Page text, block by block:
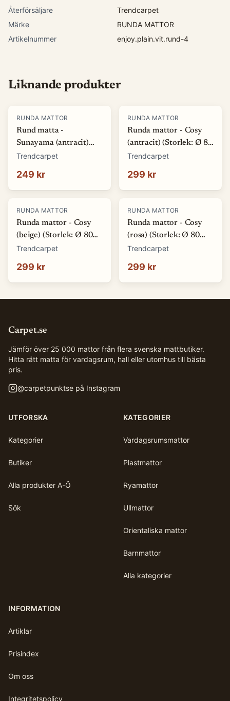
Återförsäljare
Trendcarpet
Märke
RUNDA MATTOR
Artikelnummer
enjoy.plain.vit.rund-4
Liknande produkter
RUNDA MATTOR
Rund matta -
Sunayama (antracit)
(Storlek: Ø 80 cm)
Trendcarpet
249 kr
RUNDA MATTOR
Runda mattor - Cosy
(antracit) (Storlek: Ø 80
cm)
Trendcarpet
299 kr
RUNDA MATTOR
Runda mattor - Cosy
(beige) (Storlek: Ø 80
cm)
Trendcarpet
299 kr
RUNDA MATTOR
Runda mattor - Cosy
(rosa) (Storlek: Ø 80
cm)
Trendcarpet
299 kr
Carpet.se
Jämför över 25 000 mattor från flera svenska mattbutiker.
Hitta rätt matta för vardagsrum, hall eller utomhus till bästa
pris.
@carpetpunktse på Instagram
UTFORSKA
Kategorier
Butiker
Alla produkter A-Ö
Sök
KATEGORIER
Vardagsrumsmattor
Plastmattor
Ryamattor
Ullmattor
Orientaliska mattor
Barnmattor
Alla kategorier
INFORMATION
Artiklar
Prisindex
Om oss
Integritetspolicy